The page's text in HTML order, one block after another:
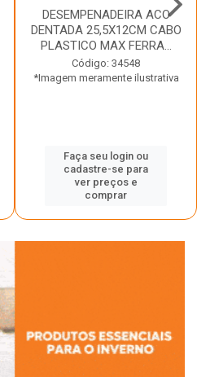
DESEMPENADEIRA ACO
DENTADA 25,5X12CM CABO
PLASTICO MAX FERRA...
Código: 34548
*Imagem meramente ilustrativa
Faça seu login ou
cadastre-se para
ver preços e
comprar